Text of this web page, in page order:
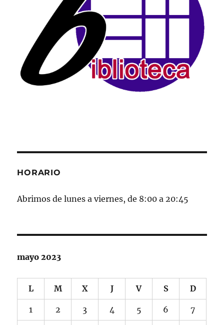
HORARIO
Abrimos de lunes a viernes, de 8:00 a 20:45
mayo 2023
L M X J V S D
1 2 3 4 5 6 7